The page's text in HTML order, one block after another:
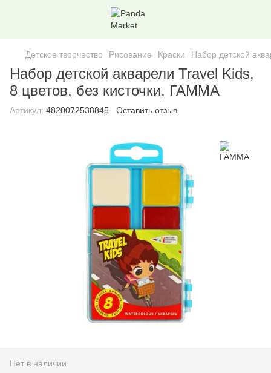
Детское творчество Рисование Краски Набор детской
Набор детской акварели Travel Kids,
8 цветов, без кисточки, ГАММА
Артикул: 4820072538845 Оставить отзыв
Нет в наличии